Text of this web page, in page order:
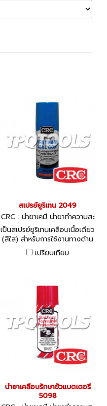
สเปรย์ยูริเทน 2049
CRC : น้ำยาเคมี น้ำยาทำความสะ
อาด ซิลิโคน
เป็นสเปรย์ยูริเทนเคลือบเนื้อเดียว
(สีใส) สำหรับการใช้งานทางด้าน
อุปกรณ์ ไฟฟ้าและอิเลคโทรนิค
เพื่อให้การเป็นฉนวนไฟฟ้า
เปรียบเทียบ
น้ำยาเคลือบรักษาขั้วแบตเตอรี
5098